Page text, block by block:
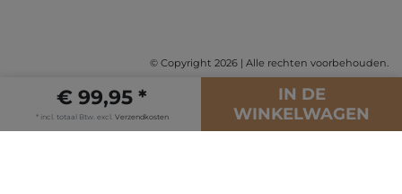
€ 99,95 *
* incl. totaal Btw. excl. Verzendkosten
IN DE
WINKELWAGEN
© Copyright 2026 | Alle rechten voorbehouden.